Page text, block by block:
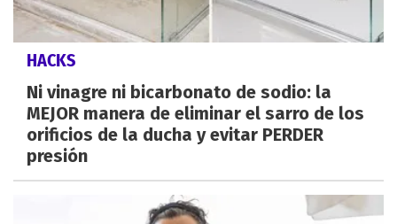
HACKS
Ni vinagre ni bicarbonato de sodio: la
MEJOR manera de eliminar el sarro de los
orificios de la ducha y evitar PERDER
presión